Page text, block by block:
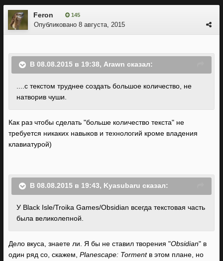
— Как тебе новый роман, что я тебе советовал?
Feron 145
Опубликовано 8 августа, 2015
В 08.08.2015 в 19:38, Arawn сказал:
....с текстом труднее создать большое количество, не
натворив чуши.
Как раз чтобы сделать "больше количество текста" не
требуется никаких навыков и технологий кроме владения
клавиатурой)
В 08.08.2015 в 19:43, Kyasubaru сказал:
У Black Isle/Troika Games/Obsidian всегда текстовая часть
была великолепной.
Дело вкуса, знаете ли. Я бы не ставил творения "Obsidian" в
один ряд со, скажем, Planescape: Tormentв этом плане, но